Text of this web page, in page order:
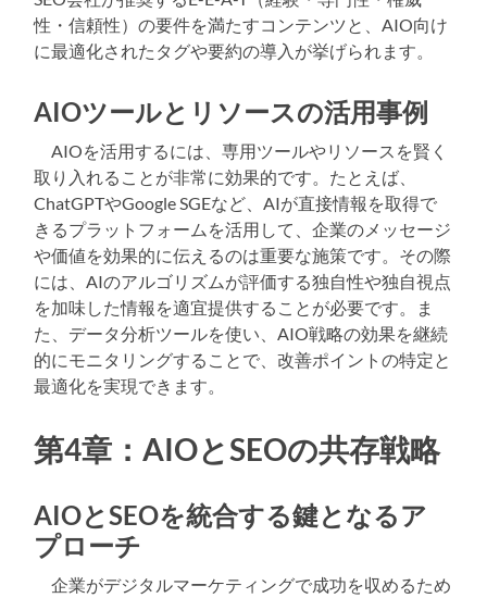
性・信頼性）の要件を満たすコンテンツと、AIO向け
に最適化されたタグや要約の導入が挙げられます。
AIOツールとリソースの活用事例
AIOを活用するには、専用ツールやリソースを賢く
取り入れることが非常に効果的です。たとえば、
ChatGPTやGoogle SGEなど、AIが直接情報を取得で
きるプラットフォームを活用して、企業のメッセージ
や価値を効果的に伝えるのは重要な施策です。その際
には、AIのアルゴリズムが評価する独自性や独自視点
を加味した情報を適宜提供することが必要です。ま
た、データ分析ツールを使い、AIO戦略の効果を継続
的にモニタリングすることで、改善ポイントの特定と
最適化を実現できます。
第4章：AIOとSEOの共存戦略
AIOとSEOを統合する鍵となるア
プローチ
企業がデジタルマーケティングで成功を収めるため